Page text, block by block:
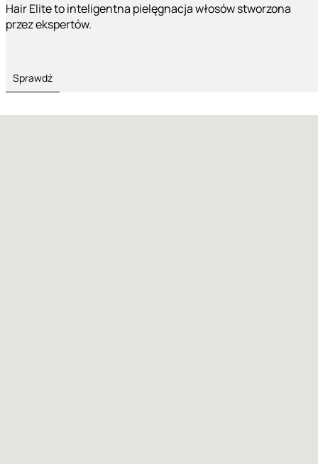
Hair Elite to inteligentna pielęgnacja włosów stworzona
przez ekspertów.
Sprawdź